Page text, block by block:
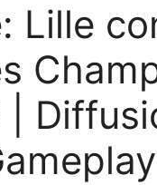
Lille